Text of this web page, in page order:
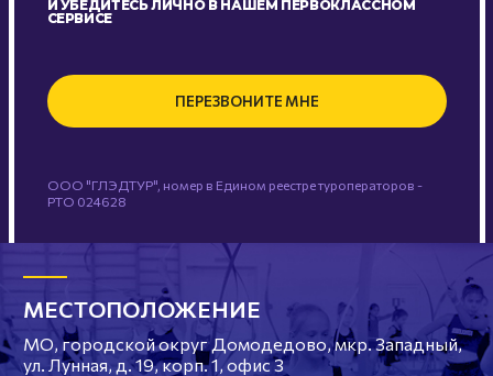
И УБЕДИТЕСЬ ЛИЧНО В НАШЕМ ПЕРВОКЛАССНОМ
СЕРВИСЕ
ПЕРЕЗВОНИТЕ МНЕ
ООО "ГЛЭДТУР", номер в Едином реестре туроператоров -
РТО 024628
МЕСТОПОЛОЖЕНИЕ
МО, городской округ Домодедово, мкр. Западный,
ул. Лунная, д. 19, корп. 1, офис 3